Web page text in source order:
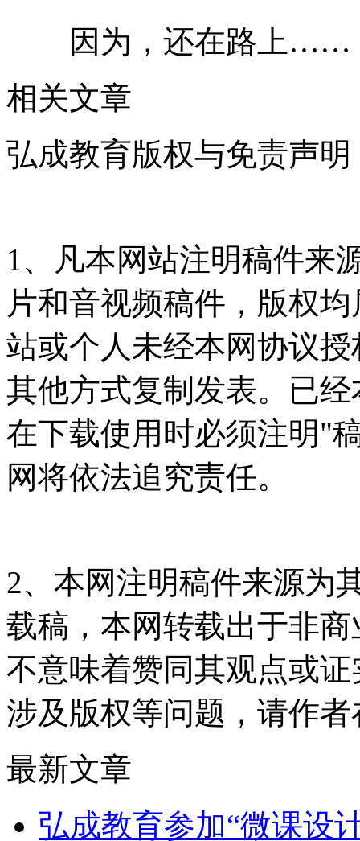
因为，还在路上……
相关文章
弘成教育版权与免责声明
1、凡本网站注明稿件来
片和音视频稿件，版权
站或个人未经本网协议
其他方式复制发表。已
在下载使用时必须注明"
网将依法追究责任。
2、本网注明稿件来源为
载稿，本网转载出于非
不意味着赞同其观点或
涉及版权等问题，请作
最新文章
弘成教育参加“微课设